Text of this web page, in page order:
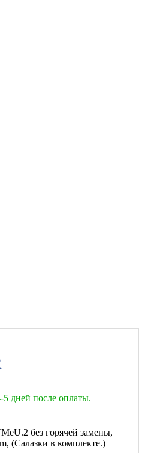
5 дней после оплаты.
без горячей замены,
(Салазки в комплекте.)